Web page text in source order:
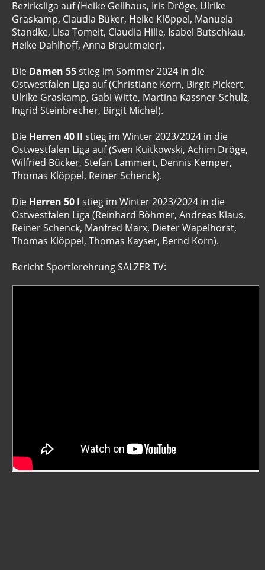
Bezirksliga auf (Heike Gellhaus, Iris Dröge, Ulrike
Graskamp, Claudia Büker, Heike Klöppel, Manuela
Standke, Lisa Tomeit, Claudia Hille, Isabel Butschkau,
Heike Dahlhoff, Anna Brautmeier).
Die Damen 55stieg im Sommer 2024 in die
Ostwestfalen Liga auf (Christiane Korn, Birgit Pickert,
Ulrike Graskamp, Gabi Witte, Martina Kassner-Schulz,
Ingrid Steinbrecher, Birgit Michel).
Die Herren 40 II stieg im Winter 2023/2024 in die
Ostwestfalen Liga auf (Sven Kuitkowski, Achim Dröge,
Wilfried Bücker, Stefan Lammert, Dennis Kemper,
Thomas Klöppel, Reiner Schenck).
Die Herren 50 I stieg im Winter 2023/2024 in die
Ostwestfalen Liga (Reinhard Böhmer, Andreas Klaus,
Reiner Schenck, Manfred Marx, Dieter Wapelhorst,
Thomas Klöppel, Thomas Kayser, Bernd Korn).
Bericht Sportlerehrung SÄLZER TV: